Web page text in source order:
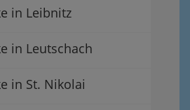
in Leibnitz
in Leutschach
in St. Nikolai